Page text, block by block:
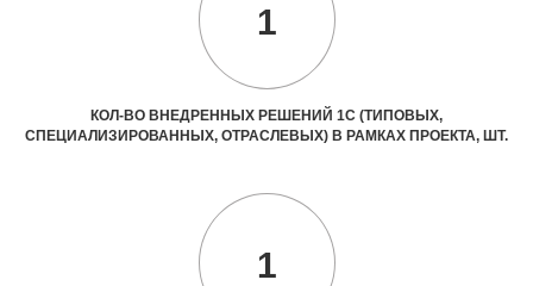
1
КОЛ-ВО ВНЕДРЕННЫХ РЕШЕНИЙ 1С (ТИПОВЫХ,
СПЕЦИАЛИЗИРОВАННЫХ, ОТРАСЛЕВЫХ) В РАМКАХ ПРОЕКТА, ШТ.
1